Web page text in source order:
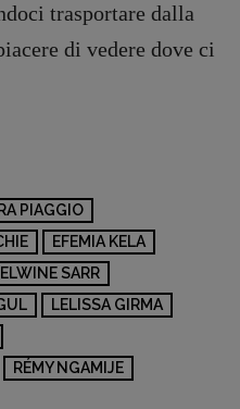
trasportare dalla
di vedere dove ci
PIAGGIO
EFEMIA KELA
SARR
LELISSA GIRMA
RÉMY NGAMIJE